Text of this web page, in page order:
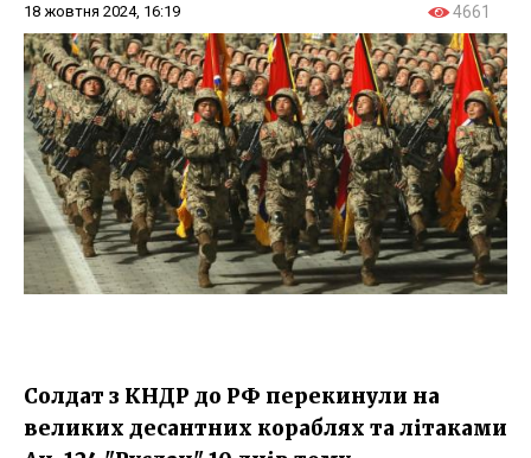
18 жовтня 2024, 16:19 4661
Солдат з КНДР до РФ перекинули на
великих десантних кораблях та літаками